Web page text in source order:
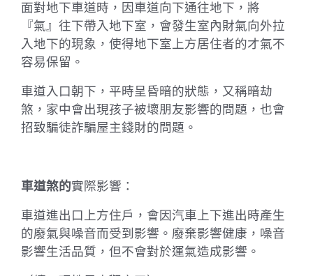
面對地下車道時，因車道向下通往地下，將
『氣』往下帶入地下室，會發生室內財氣向外拉
入地下的現象，使得地下室上方居住者的才氣不
容易保留。
車道入口朝下，平時呈昏暗的狀態，又稱暗劫
煞，家中會出現孩子被壞朋友影響的問題，也會
招致騙徒詐騙屋主錢財的問題。
車道煞的實際影響：
車道進出口上方住戶，會因汽車上下進出時產生
的廢氣與噪音而受到影響。廢棄影響健康，噪音
影響生活品質，但不會對於運氣造成影響。